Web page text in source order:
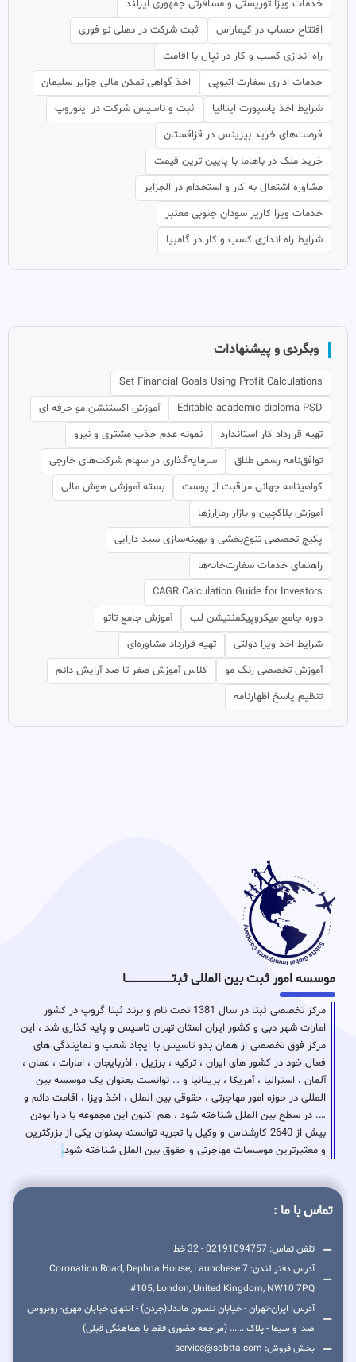
خدمات ویزا توریستی و مسافرتی جمهوری ایرلند
افتتاح حساب در گیماراس
ثبت شرکت در دهلی نو فوری
راه اندازی کسب و کار در نپال با اقامت
خدمات اداری سفارت اتیوپی
اخذ گواهی تمکن مالی جزایر سلیمان
شرایط اخذ پاسپورت ایتالیا
ثبت و تاسیس شرکت در ایتوروپ
فرصت‌های خرید بیزینس در قزاقستان
خرید ملک در باهاما با پایین ترین قیمت
مشاوره اشتغال به کار و استخدام در الجزایر
خدمات ویزا کاریر سودان جنوبی معتبر
شرایط راه اندازی کسب و کار در گامبیا
وبگردی و پیشنهادات
Set Financial Goals Using Profit Calculations
Editable academic diploma PSD
آموزش اکستنشن مو حرفه ای
تهیه قرارداد کار استاندارد
نمونه عدم جذب مشتری و نیرو
توافق‌نامه رسمی طلاق
سرمایه‌گذاری در سهام شرکت‌های خارجی
گواهینامه جهانی مراقبت از پوست
بسته آموزشی هوش مالی
آموزش بلاکچین و بازار رمزارزها
پکیج تخصصی تنوع‌بخشی و بهینه‌سازی سبد دارایی
راهنمای خدمات سفارت‌خانه‌ها
CAGR Calculation Guide for Investors
دوره جامع میکروپیگمنتیشن لب
آموزش جامع تاتو
شرایط اخذ ویزا دولتی
تهیه قرارداد مشاوره‌ای
آموزش تخصصی رنگ مو
کلاس آموزش صفر تا صد آرایش دائم
تنظیم پاسخ اظهارنامه
موسسه امور ثبت بین المللی ثبتـــــــــــــــــــــــــــــا
مرکز تخصصی ثبتا در سال 1381 تحت نام و برند ثبتا گروپ در کشور
امارات شهر دبی و کشور ایران استان تهران تاسیس و پایه گذاری شد ، این
مرکز فوق تخصصی از همان بدو تاسیس با ایجاد شعب و نمایندگی های
فعال خود در کشور های ایران ، ترکیه ، برزیل ، اذربایجان ، امارات ، عمان ،
آلمان ، استرالیا ، آمریکا ، بریتانیا و … توانست بعنوان یک موسسه بین
المللی در حوزه امور مهاجرتی ، حقوقی بین الملل ، اخذ ویزا ، اقامت دائم و
…. در سطح بین الملل شناخته شود . هم اکنون این مجموعه با دارا بودن
بیش از 2640 کارشناس و وکیل با تجربه توانسته بعنوان یکی از بزرگترین
و معتبرترین موسسات مهاجرتی و حقوق بین الملل شناخته شود.
تماس با ما :
تلفن تماس: 02191094757 - 32 خط
آدرس دفتر لندن: 7 Coronation Road, Dephna House, Launchese
#105, London, United Kingdom, NW10 7PQ
آدرس: ایران-تهران - خیابان نلسون ماندلا(جردن) - انتهای خیابان مهری- روبروس
صدا و سیما - پلاک ...... (مراجعه حضوری فقط با هماهنگی قبلی)
بخش فروش: service@sabtta.com